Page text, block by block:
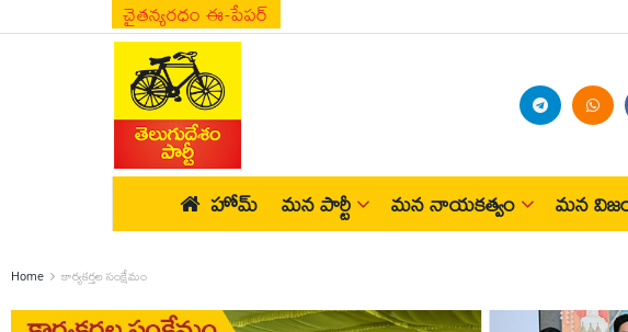
చైతన్యరధం ఈ-పేపర్
హోమ్ మన పార్టీ మన నాయకత్వం మన
Home కార్యకర్తల సంక్షేమం